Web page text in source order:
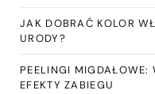
JAK DOBRAĆ KOLOR
URODY?
PEELINGI
EFEKTY ZABIEGU